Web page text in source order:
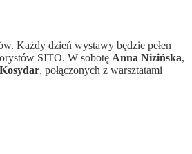
Każdy dzień wystawy będzie pełen
SITO. W sobotę Anna Nizińska,
, połączonych z warsztatami